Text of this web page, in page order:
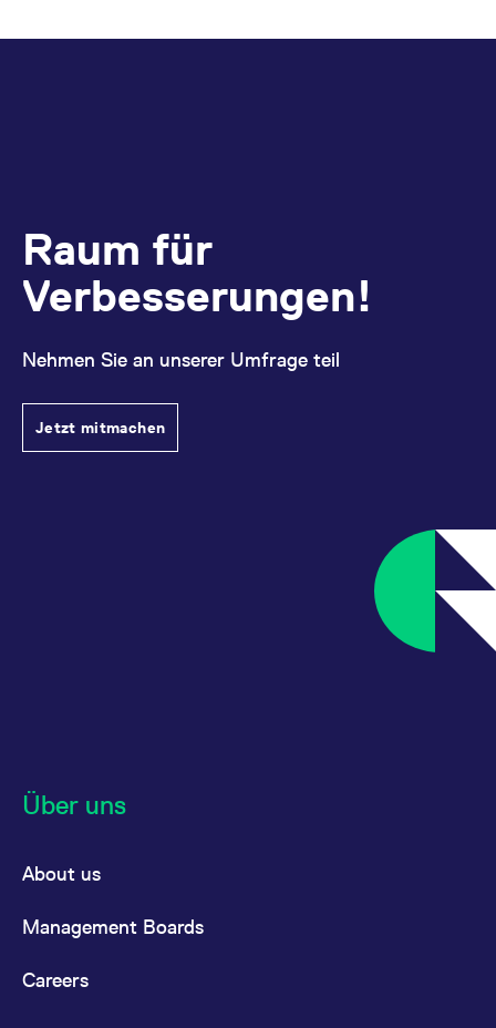
Raum für
Verbesserungen!
Nehmen Sie an unserer Umfrage teil
Jetzt mitmachen
Über uns
About us
Management Boards
Careers